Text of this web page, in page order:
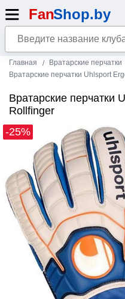
Главная Вратарские перчатки
Вратарские перчатки Uhlsport
Вратарские перчатки
Rollfinger
-25%